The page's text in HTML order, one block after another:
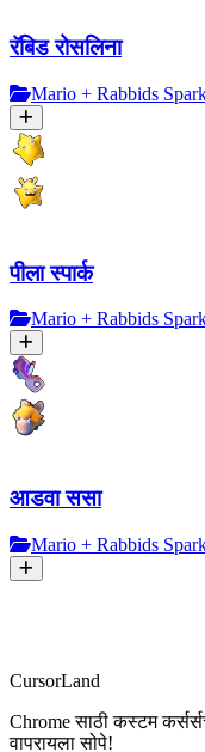
रॅबिड रोसलिना
Mario + Rabbids
पीला स्पार्क
Mario + Rabbids
आडवा ससा
Mario + Rabbids
CursorLand
Chrome साठी कस्टम
वापरायला सोपे!